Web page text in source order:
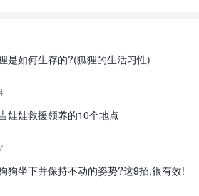
是如何生存的?(狐狸的生活习性)
娃娃救援领养的10个地点
狗坐下并保持不动的姿势?这9招,很有效!